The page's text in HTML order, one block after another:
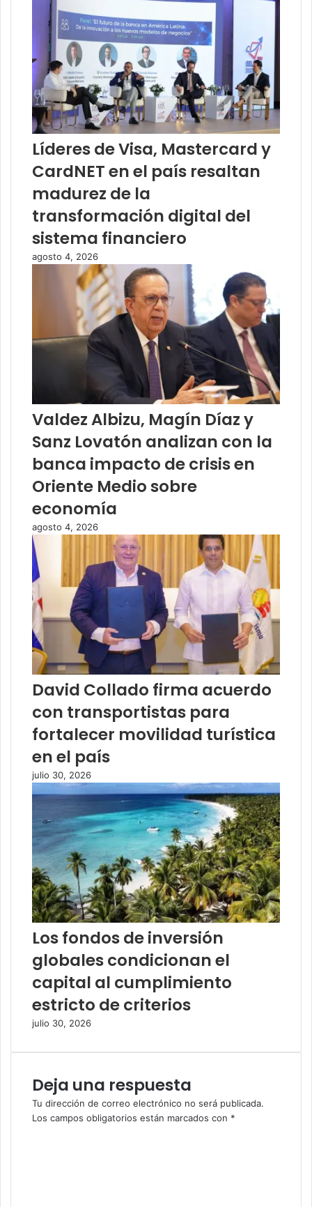
Líderes de Visa, Mastercard y
CardNET en el país resaltan
madurez de la
transformación digital del
sistema financiero
agosto 4, 2026
Valdez Albizu, Magín Díaz y
Sanz Lovatón analizan con la
banca impacto de crisis en
Oriente Medio sobre
economía
agosto 4, 2026
David Collado firma acuerdo
con transportistas para
fortalecer movilidad turística
en el país
julio 30, 2026
Los fondos de inversión
globales condicionan el
capital al cumplimiento
estricto de criterios
julio 30, 2026
Deja una respuesta
Tu dirección de correo electrónico no será publicada.
Los campos obligatorios están marcados con *